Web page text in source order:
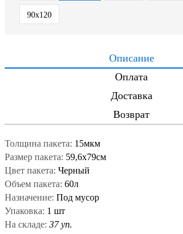
90x120
Описание
Оплата
Доставка
Возврат
Толщина пакета: 15мкм
Размер пакета: 59,6x79см
Цвет пакета: Черный
Объем пакета: 60л
Назначение: Под мусор
Упаковка: 1 шт
На складе: 37 уп.